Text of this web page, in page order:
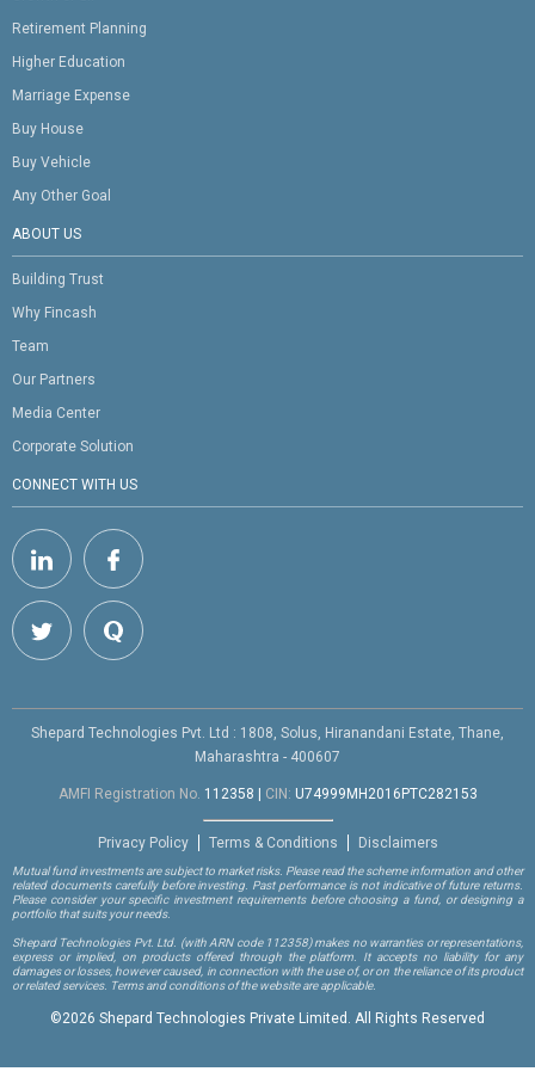
Retirement Planning
Higher Education
Marriage Expense
Buy House
Buy Vehicle
Any Other Goal
ABOUT US
Building Trust
Why Fincash
Team
Our Partners
Media Center
Corporate Solution
CONNECT WITH US
Shepard Technologies Pvt. Ltd : 1808, Solus, Hiranandani Estate, Thane,
Maharashtra - 400607
AMFI Registration No. 112358 CIN: U74999MH2016PTC282153
Privacy Policy Terms & Conditions Disclaimers
Mutual fund investments are subject to market risks. Please read the scheme information and other
related documents carefully before investing. Past performance is not indicative of future returns.
Please consider your specific investment requirements before choosing a fund, or designing a
portfolio that suits your needs.
Shepard Technologies Pvt. Ltd. (with ARN code 112358)makes no warranties or representations,
express or implied, on products offered through the platform. It accepts no liability for any
damages or losses, however caused, in connection with the use of, or on the reliance of its product
or related services. Terms and conditions of the website are applicable.
©2026 Shepard Technologies Private Limited. All Rights Reserved